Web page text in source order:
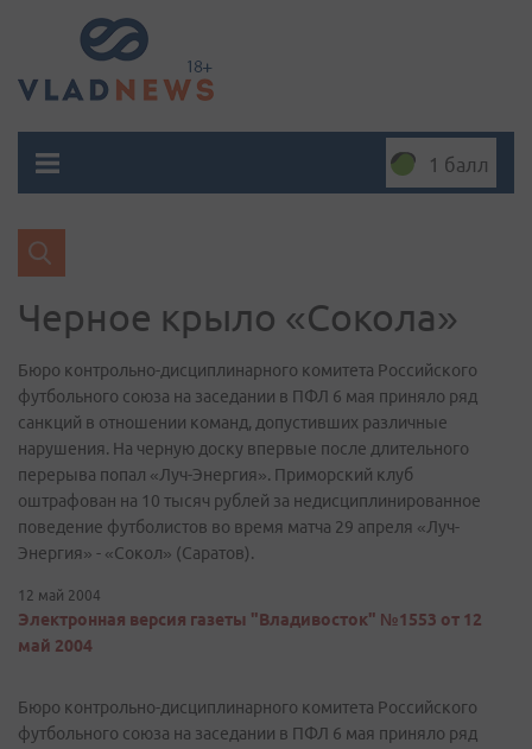
1 балл
Черное крыло «Сокола»
Бюро контрольно-дисциплинарного комитета Российского
футбольного союза на заседании в ПФЛ 6 мая приняло ряд
санкций в отношении команд, допустивших различные
нарушения. На черную доску впервые после длительного
перерыва попал «Луч-Энергия». Приморский клуб
оштрафован на 10 тысяч рублей за недисциплинированное
поведение футболистов во время матча 29 апреля «Луч-
Энергия» - «Сокол» (Саратов).
12 май 2004
Электронная версия газеты "Владивосток" №1553 от 12
май 2004
Бюро контрольно-дисциплинарного комитета Российского
футбольного союза на заседании в ПФЛ 6 мая приняло ряд